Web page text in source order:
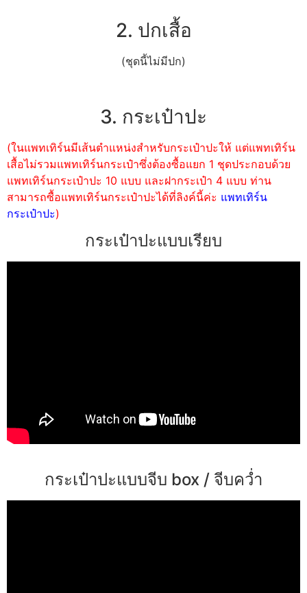
2. ปกเสื้อ
(ชุดนี้ไม่มีปก)
3. กระเป๋าปะ
(ในแพทเทิร์นมีเส้นตำแหน่งสำหรับกระเป๋าปะให้ แต่แพทเทิร์น
เสื้อไม่รวมแพทเทิร์นกระเป๋าซึ่งต้องซื้อแยก 1 ชุดประกอบด้วย
แพทเทิร์นกระเป๋าปะ 10 แบบ และฝากระเป๋า 4 แบบ ท่าน
สามารถซื้อแพทเทิร์นกระเป๋าปะได้ที่ลิงค์นี้ค่ะ แพทเทิร์น
กระเป๋าปะ)
กระเป๋าปะแบบเรียบ
กระเป๋าปะแบบจีบ box / จีบคว่ำ